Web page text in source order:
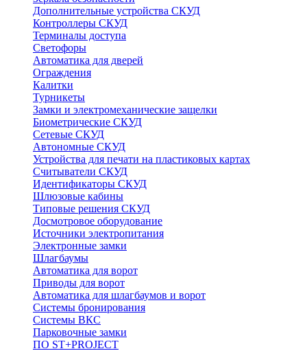
Дополнительные устройства СКУД
Контроллеры СКУД
Терминалы доступа
Светофоры
Автоматика для дверей
Ограждения
Калитки
Турникеты
Замки и электромеханические защелки
Биометрические СКУД
Сетевые СКУД
Автономные СКУД
Устройства для печати на пластиковых картах
Считыватели СКУД
Идентификаторы СКУД
Шлюзовые кабины
Типовые решения СКУД
Досмотровое оборудование
Источники электропитания
Электронные замки
Шлагбаумы
Автоматика для ворот
Приводы для ворот
Автоматика для шлагбаумов и ворот
Системы бронирования
Системы ВКС
Парковочные замки
ПО ST+PROJECT